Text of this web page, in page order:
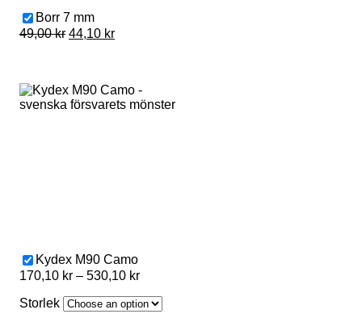
Borr 7 mm
49,00kr Original
44,10 krCurrent
Kydex M90 Camo
170,10 kr – 530,10 krPrice
170,10 kr
Storlek